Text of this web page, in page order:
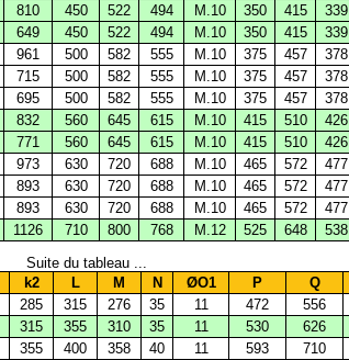
810 450 522 494 M.10 350 415 339
649 450 522 494 M.10 350 415 339
961 500 582 555 M.10 375 457 378
715 500 582 555 M.10 375 457 378
695 500 582 555 M.10 375 457 378
832 560 645 615 M.10 415 510 426
771 560 645 615 M.10 415 510 426
973 630 720 688 M.10 465 572 477
893 630 720 688 M.10 465 572 477
893 630 720 688 M.10 465 572 477
1126 710 800 768 M.12 525 648 538
Suite du tableau ...
k2 L M N ØO1 P Q
285 315 276 35 11 472 556
315 355 310 35 11 530 626
355 400 358 40 11 593 710